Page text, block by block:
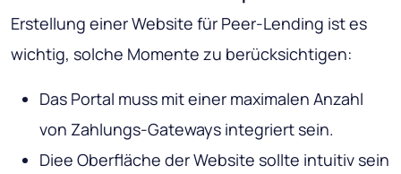
Erstellung einer Website für Peer-Lending ist es
wichtig, solche Momente zu berücksichtigen:
Das Portal muss mit einer maximalen Anzahl
von Zahlungs-Gateways integriert sein.
Diee Oberfläche der Website sollte intuitiv sein